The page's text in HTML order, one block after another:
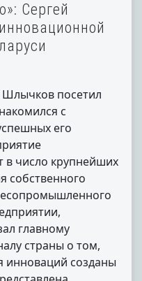
Шлычков посетил
с
его
в число крупнейших
собственного
главному
страны о том,
инноваций созданы